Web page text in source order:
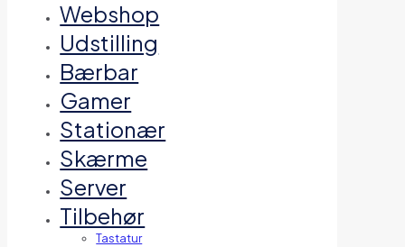
Webshop
Udstilling
Bærbar
Gamer
Stationær
Skærme
Server
Tilbehør
Tastatur